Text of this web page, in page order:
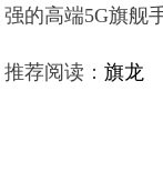
强的高端5G旗舰
推荐阅读：旗龙